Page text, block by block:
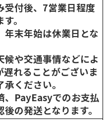
受付後、7営業日程度
。
末年始は休業日とな
や交通事情などによ
遅れることがございま
ください。
PayEasyでのお支払
の発送となります。